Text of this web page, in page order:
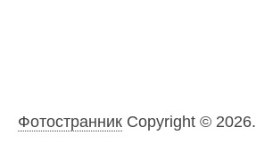
ФотостранникCopyright © 2026.